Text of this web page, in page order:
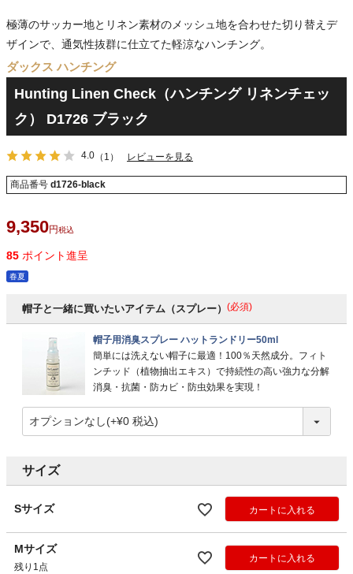
極薄のサッカー地とリネン素材のメッシュ地を合わせた切り替えデ
ザインで、通気性抜群に仕立てた軽涼なハンチング。
ダックス ハンチング
Hunting Linen Check（ハンチング リネンチェッ
ク） D1726 ブラック
4.0 （1） レビューを見る
商品番号 d1726-black
9,350 税込
85 ポイント進呈
春夏
帽子と一緒に買いたいアイテム（スプレー） (必須)
帽子用消臭スプレー ハットランドリー50ml
簡単には洗えない帽子に最適！100％天然成分。フィト
ンチッド（植物抽出エキス）で持続性の高い強力な分解
消臭・抗菌・防カビ・防虫効果を実現！
サイズ
Sサイズ カートに入れる
Mサイズ
残り1点
カートに入れる